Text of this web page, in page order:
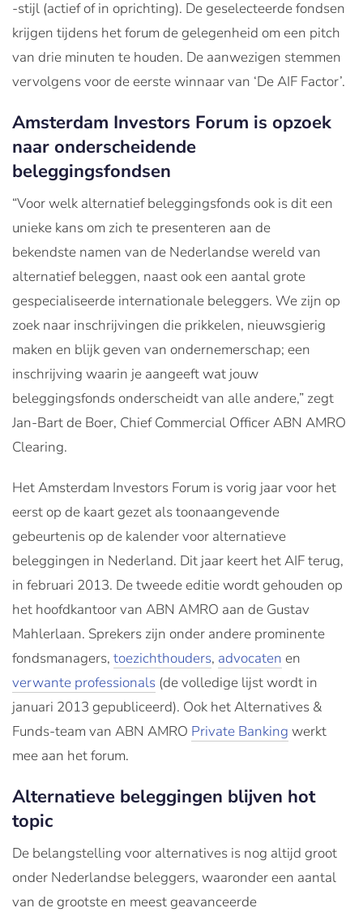
-stijl (actief of in oprichting). De geselecteerde fondsen
krijgen tijdens het forum de gelegenheid om een pitch
van drie minuten te houden. De aanwezigen stemmen
vervolgens voor de eerste winnaar van ‘De AIF Factor’.
Amsterdam Investors Forum is opzoek
naar onderscheidende
beleggingsfondsen
“Voor welk alternatief beleggingsfonds ook is dit een
unieke kans om zich te presenteren aan de
bekendste namen van de Nederlandse wereld van
alternatief beleggen, naast ook een aantal grote
gespecialiseerde internationale beleggers. We zijn op
zoek naar inschrijvingen die prikkelen, nieuwsgierig
maken en blijk geven van ondernemerschap; een
inschrijving waarin je aangeeft wat jouw
beleggingsfonds onderscheidt van alle andere,” zegt
Jan-Bart de Boer, Chief Commercial Officer ABN AMRO
Clearing.
Het Amsterdam Investors Forum is vorig jaar voor het
eerst op de kaart gezet als toonaangevende
gebeurtenis op de kalender voor alternatieve
beleggingen in Nederland. Dit jaar keert het AIF terug,
in februari 2013. De tweede editie wordt gehouden op
het hoofdkantoor van ABN AMRO aan de Gustav
Mahlerlaan. Sprekers zijn onder andere prominente
fondsmanagers, toezichthouders, advocaten en
verwante professionals (de volledige lijst wordt in
januari 2013 gepubliceerd). Ook het Alternatives &
Funds-team van ABN AMRO Private Banking werkt
mee aan het forum.
Alternatieve beleggingen blijven hot
topic
De belangstelling voor alternatives is nog altijd groot
onder Nederlandse beleggers, waaronder een aantal
van de grootste en meest geavanceerde